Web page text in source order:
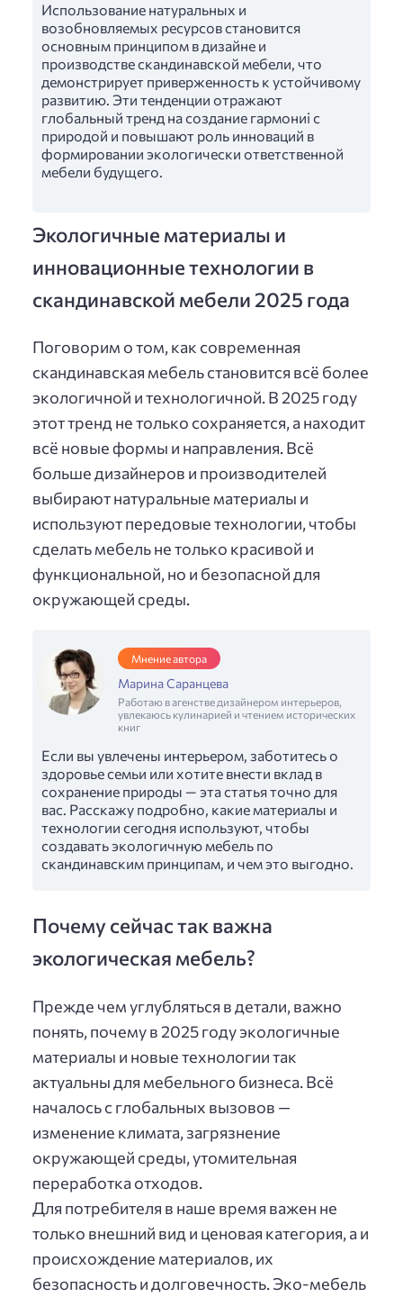
Использование натуральных и
возобновляемых ресурсов становится
основным принципом в дизайне и
производстве скандинавской мебели, что
демонстрирует приверженность к устойчивому
развитию. Эти тенденции отражают
глобальный тренд на создание гармониі с
природой и повышают роль инноваций в
формировании экологически ответственной
мебели будущего.
Экологичные материалы и
инновационные технологии в
скандинавской мебели 2025 года
Поговорим о том, как современная
скандинавская мебель становится всё более
экологичной и технологичной. В 2025 году
этот тренд не только сохраняется, а находит
всё новые формы и направления. Всё
больше дизайнеров и производителей
выбирают натуральные материалы и
используют передовые технологии, чтобы
сделать мебель не только красивой и
функциональной, но и безопасной для
окружающей среды.
Мнение автора
Марина Саранцева
Работаю в агенстве дизайнером интерьеров,
увлекаюсь кулинарией и чтением исторических
книг
Если вы увлечены интерьером, заботитесь о
здоровье семьи или хотите внести вклад в
сохранение природы — эта статья точно для
вас. Расскажу подробно, какие материалы и
технологии сегодня используют, чтобы
создавать экологичную мебель по
скандинавским принципам, и чем это выгодно.
Почему сейчас так важна
экологическая мебель?
Прежде чем углубляться в детали, важно
понять, почему в 2025 году экологичные
материалы и новые технологии так
актуальны для мебельного бизнеса. Всё
началось с глобальных вызовов —
изменение климата, загрязнение
окружающей среды, утомительная
переработка отходов.
Для потребителя в наше время важен не
только внешний вид и ценовая категория, а и
происхождение материалов, их
безопасность и долговечность. Эко-мебель